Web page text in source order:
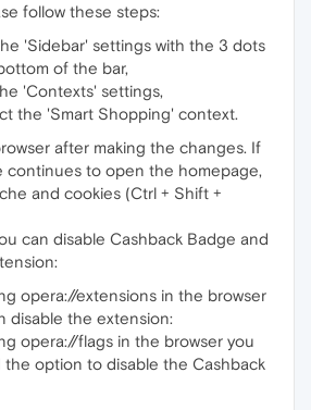
follow these steps:
'Sidebar' settings with the 3 dots
of the bar,
'Contexts' settings,
the 'Smart Shopping' context.
after making the changes. If
continues to open the homepage,
and cookies (Ctrl + Shift +
can disable Cashback Badge and
opera://extensions in the browser
disable the extension:
opera://flags in the browser you
the option to disable the Cashback